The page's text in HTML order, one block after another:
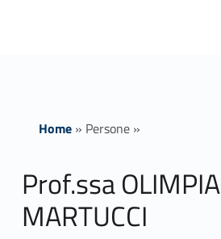
Home» Persone»
Prof.ssa OLIMPIA
MARTUCCI